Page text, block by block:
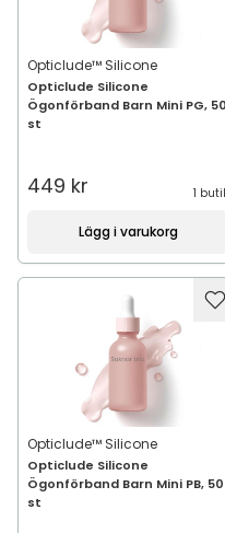
Opticlude™ Silicone
Opticlude Silicone
Ögonförband Barn Mini PG, 50
st
449 kr 1
Lägg i varukorg
Opticlude™ Silicone
Opticlude Silicone
Ögonförband Barn Mini PB, 50
st